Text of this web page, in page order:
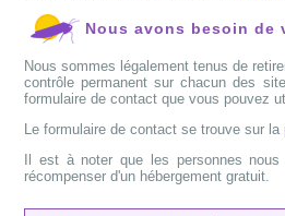
Nous avons besoin de
Nous sommes légalement tenus de
contrôle permanent sur chacun des
formulaire de contact que vous pouvez
Le formulaire de contact se trouve sur la
Il est à noter que les personnes
récompenser d'un hébergement gratuit.